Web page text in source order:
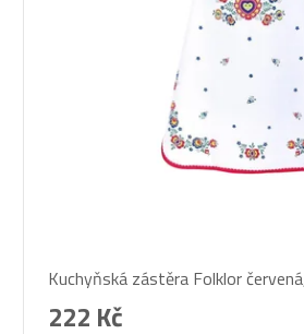
hodnocení
produktu
Kuchyňská zástěra Folklor
222 Kč